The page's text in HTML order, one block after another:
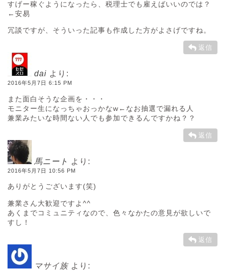
すげー稼ぐようになったら、税理士でも雇えばいいのでは？
←安易
冗談ですが、そういった記事も作成した方がよさげですね。
返信
dai より:
2016年5月7日 6:15 PM
また面白そうな企画を・・・
モニター生になっちゃおっかなw←なお抽選で漏れる人
兼業みたいな時間ない人でも参加できるんですかね？？
返信
馬ニート より:
2016年5月7日 10:56 PM
ありがとうございます(笑)
兼業さん大歓迎ですよ^^
あくまでコミュニティなので、色々なかたの意見が欲しいで
すし！
返信
マサイ族 より: